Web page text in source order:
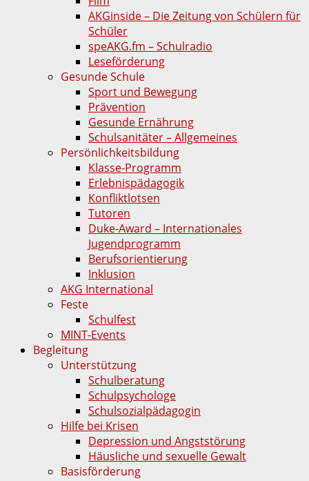
AKGinside – Die Zeitung von Schülern für
Schüler
speAKG.fm – Schulradio
Leseförderung
Gesunde Schule
Sport und Bewegung
Prävention
Gesunde Ernährung
Schulsanitäter – Allgemeines
Persönlichkeitsbildung
Klasse-Programm
Erlebnispädagogik
Konfliktlotsen
Tutoren
Duke-Award – Internationales
Jugendprogramm
Berufsorientierung
Inklusion
AKG International
Feste
Schulfest
MINT-Events
Begleitung
Unterstützung
Schulberatung
Schulpsychologe
Schulsozialpädagogin
Hilfe bei Krisen
Depression und Angststörung
Häusliche und sexuelle Gewalt
Basisförderung